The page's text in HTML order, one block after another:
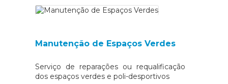
Manutenção de Espaços Verdes
Serviço de reparações ou requalificação
dos espaços verdes e poli-desportivos